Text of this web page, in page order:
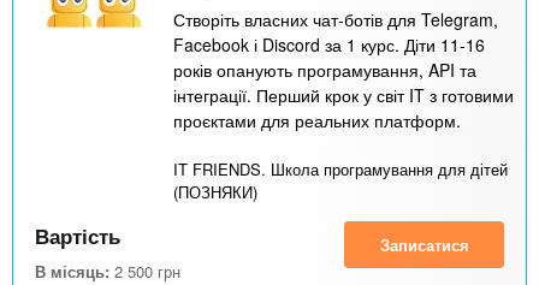
Створіть власних чат-ботів для Telegram,
Facebook і Discord за 1 курс. Діти 11-16
років опанують програмування, API та
інтеграції. Перший крок у світ IT з готовими
проєктами для реальних платформ.
IT FRIENDS. Школа програмування для дітей
(ПОЗНЯКИ)
Вартість
В місяць: 2 500 грн
Записатися